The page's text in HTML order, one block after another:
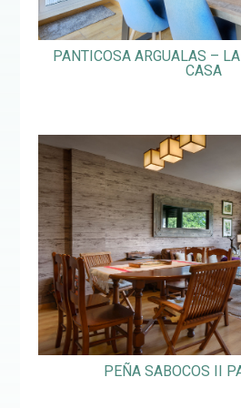
PANTICOSA ARGUALAS –
CASA
PEÑA SABOCOS II